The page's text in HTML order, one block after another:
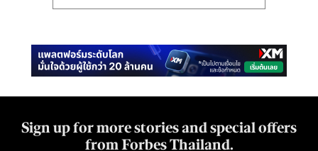
Sign up for more stories and special offers
from Forbes Thailand.